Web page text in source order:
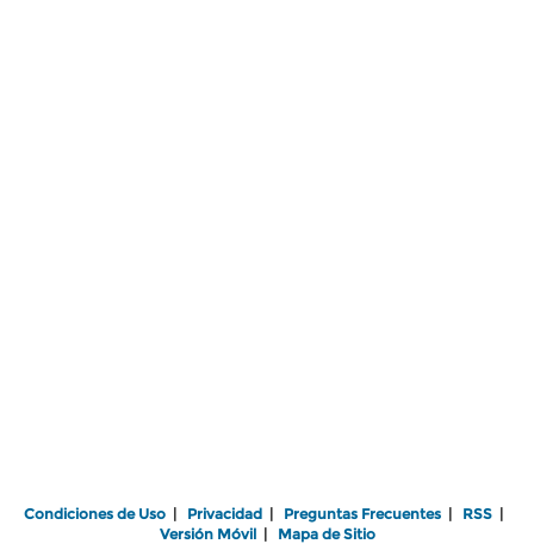
Condiciones de Uso | Privacidad | Preguntas Frecuentes | RSS |
Versión Móvil| Mapa de Sitio